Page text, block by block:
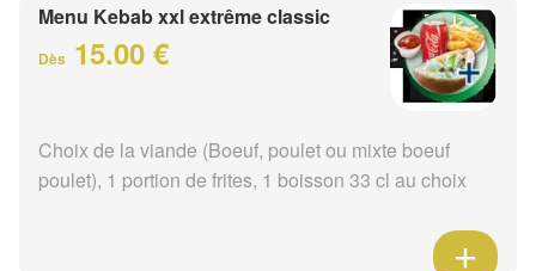
Menu Kebab xxl extrême classic
Dès 15.00 €
Choix de la viande (Boeuf, poulet ou mixte boeuf
poulet), 1 portion de frites, 1 boisson 33 cl au choix